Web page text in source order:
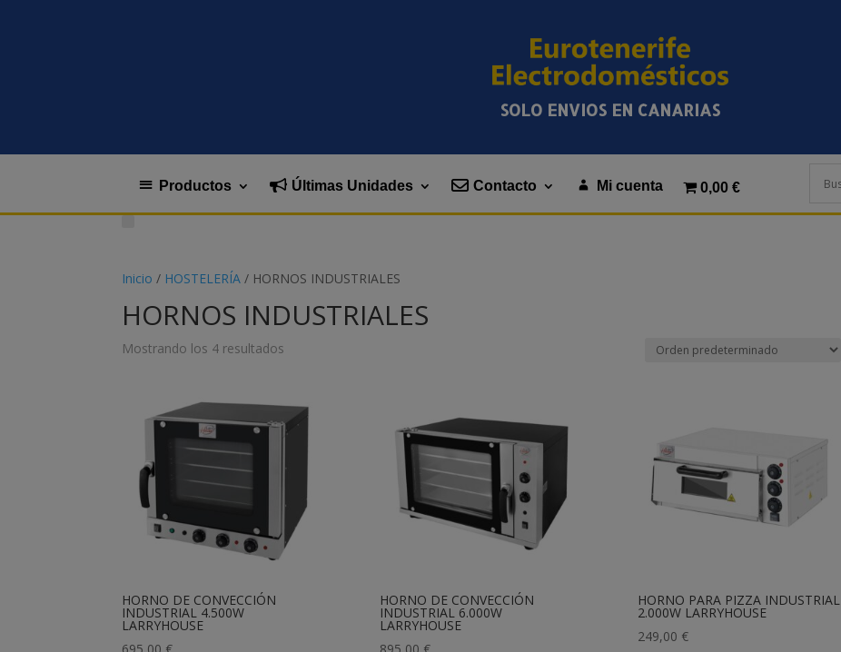
SOLO ENVIOS EN CANARIAS
Productos Últimas Unidades Contacto Mi cuenta 0,00 €
Inicio / HOSTELERÍA / HORNOS INDUSTRIALES
HORNOS INDUSTRIALES
Mostrando los 4 resultados
HORNO DE CONVECCIÓN
INDUSTRIAL 4.500W
LARRYHOUSE
HORNO DE CONVECCIÓN
INDUSTRIAL 6.000W
LARRYHOUSE
HORNO PARA PIZZA INDUSTRIAL
2.000W LARRYHOUSE
249,00 €